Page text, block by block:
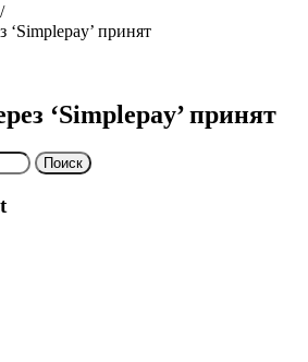
‘Simplepay’ принят
‘Simplepay’ принят